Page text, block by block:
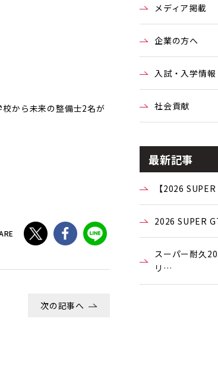
から未来の整備士2名が
次の記事へ
メディア掲載
企業の方へ
入試・入学情報
社会貢献
最新記事
【2026
2026 SUPER
スーパー耐久
リ…